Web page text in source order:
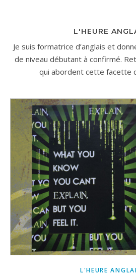
L'HEURE
Je suis formatrice d’anglais et
de niveau débutant à confirmé.
qui abordent cette facette
L'HEURE